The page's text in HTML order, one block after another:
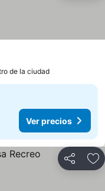
precios
de la ciudad
Ver precios
Compartir